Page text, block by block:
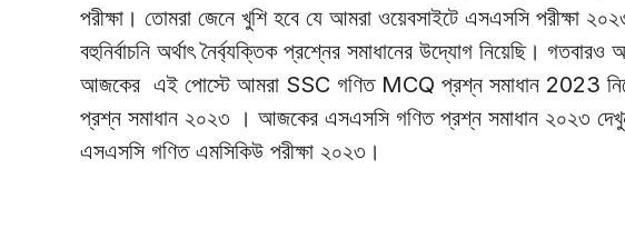
পরীক্ষা। তোমরা জেনে খুশি হবে যে আমরা ওয়েবসাইটে এসএসসি পরীক্ষা
বহুনির্বাচনি অর্থাৎ নৈর্ব্যক্তিক প্রশ্নের সমাধানের উদ্যোগ নিয়েছি।
আজকের এই পোস্টে আমরা SSC গণিত MCQ প্রশ্ন সমাধান 2023
প্রশ্ন সমাধান ২০২৩ । আজকের এসএসসি গণিত প্রশ্ন সমাধান ২০২৩
এসএসসি গণিত এমসিকিউ পরীক্ষা ২০২৩।